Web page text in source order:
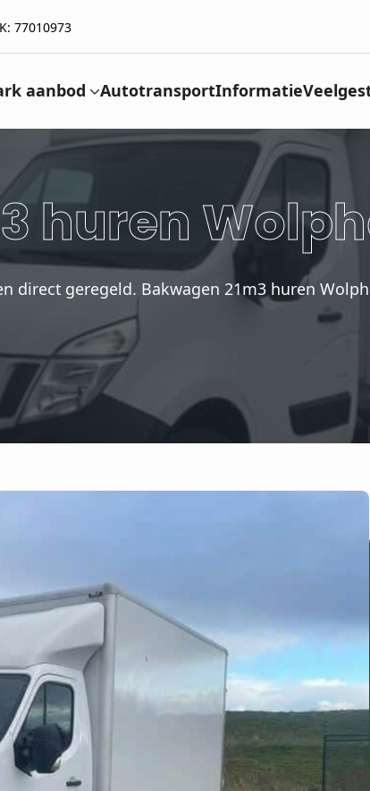
77010973
aanbod AutotransportInformatie
huren
direct geregeld. Bakwagen 21m3 huren